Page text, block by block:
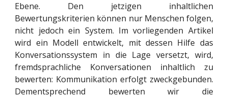
Ebene. Den jetzigen inhaltlichen
Bewertungskriterien können nur Menschen folgen,
nicht jedoch ein System. Im vorliegenden Artikel
wird ein Modell entwickelt, mit dessen Hilfe das
Konversationssystem in die Lage versetzt, wird,
fremdsprachliche Konversationen inhaltlich zu
bewerten: Kommunikation erfolgt zweckgebunden.
Dementsprechend bewerten wir die